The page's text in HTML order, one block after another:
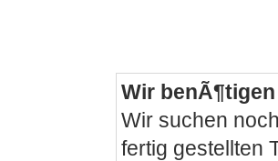
Wir
Wir suchen
fertig gestellten